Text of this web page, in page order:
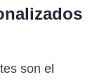
son el